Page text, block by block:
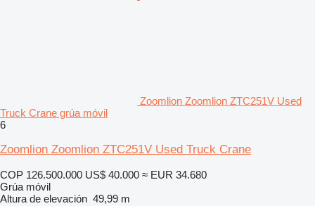
Zoomlion Zoomlion ZTC251V Used
Truck Crane grúa móvil
6
Zoomlion Zoomlion ZTC251V Used Truck Crane
COP 126.500.000 US$ 40.000 ≈ EUR 34.680
Grúa móvil
Altura de elevación 49,99 m